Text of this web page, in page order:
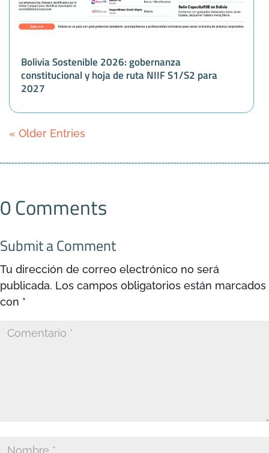
Bolivia Sostenible 2026: gobernanza
constitucional y hoja de ruta NIIF S1/S2 para
2027
« Older Entries
0 Comments
Submit a Comment
Tu dirección de correo electrónico no será
publicada. Los campos obligatorios están marcados
con *